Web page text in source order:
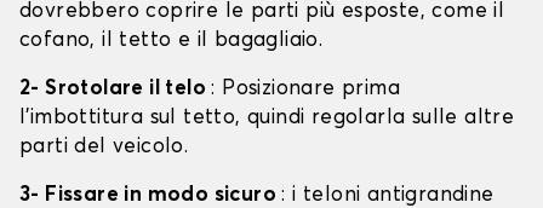
dovrebbero coprire le parti più esposte, come il
cofano, il tetto e il bagagliaio.
2- Srotolare il telo: Posizionare prima
l'imbottitura sul tetto, quindi regolarla sulle altre
parti del veicolo.
3- Fissare in modo sicuro: i teloni antigrandine